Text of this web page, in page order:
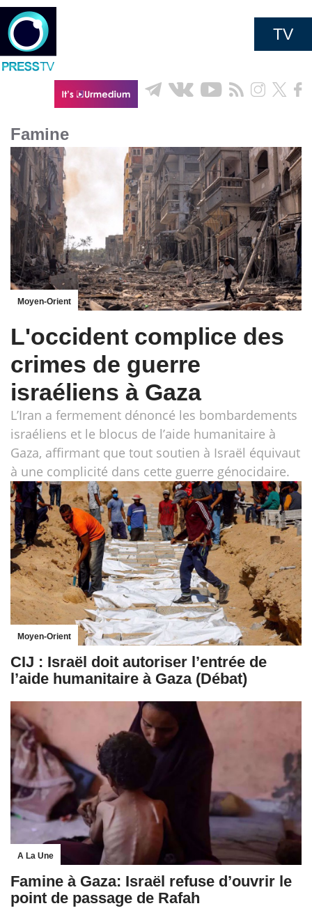
TV
Famine
Moyen-Orient
L'occident complice des
crimes de guerre
israéliens à Gaza
L’Iran a fermement dénoncé les bombardements
israéliens et le blocus de l’aide humanitaire à
Gaza, affirmant que tout soutien à Israël équivaut
à une complicité dans cette guerre génocidaire.
Moyen-Orient
CIJ : Israël doit autoriser l’entrée de
l’aide humanitaire à Gaza (Débat)
A La Une
Famine à Gaza: Israël refuse d’ouvrir le
point de passage de Rafah